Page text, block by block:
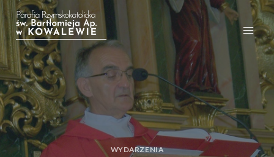
Przejdź
do
treści
WYDARZENIA